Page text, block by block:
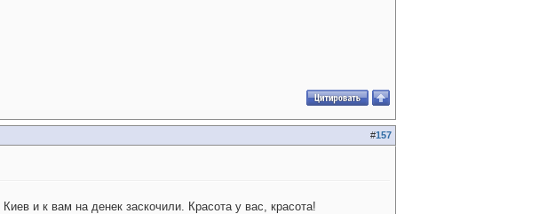
#157
и к вам на денек заскочили. Красота у вас, красота!